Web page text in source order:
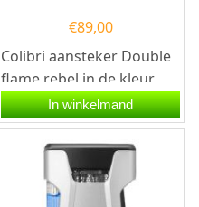
€89,00
Colibri aansteker Double
flame rebel in de kleur
gunmetal. De aansteker
werkt op butaangas en
In winkelmand